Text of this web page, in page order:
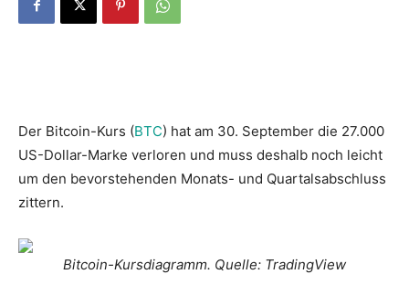
Der Bitcoin-Kurs (BTC) hat am 30. September die 27.000
US-Dollar-Marke verloren und muss deshalb noch leicht
um den bevorstehenden Monats- und Quartalsabschluss
zittern.
Bitcoin-Kursdiagramm. Quelle: TradingView